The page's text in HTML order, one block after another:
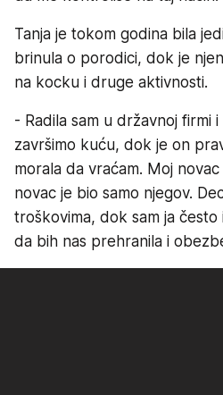
Tanja je tokom godina bila
brinula o porodici, dok je
na kocku i druge aktivnosti.
- Radila sam u državnoj firmi
završimo kuću, dok je on
morala da vraćam. Moj
novac je bio samo njegov.
troškovima, dok sam ja
da bih nas prehranila i